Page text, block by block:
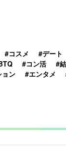
#コスメ #デート
#コン活 #
ョン #エンタメ